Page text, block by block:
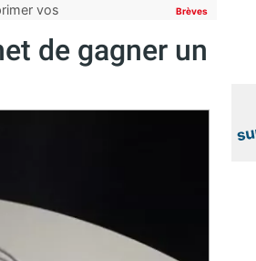
vos
Brèves
de gagner un